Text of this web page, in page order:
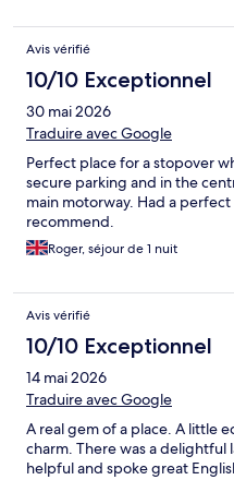
Avis vérifié
10/10 Exceptionnel
30 mai 2026
Traduire avec Google
Perfect place for a stopover
secure parking and in the
main motorway. Had a
recommend.
Roger, séjour de 1 nuit
Avis vérifié
10/10 Exceptionnel
14 mai 2026
Traduire avec Google
A real gem of a place. A little
charm. There was a delightful
helpful and spoke great